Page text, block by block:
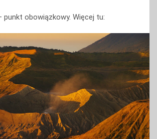
punkt obowiązkowy. Więcej tu: